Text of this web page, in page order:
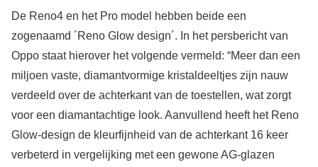
De Reno4 en het Pro model hebben beide een
zogenaamd ´Reno Glow design´. In het persbericht van
Oppo staat hierover het volgende vermeld: “Meer dan een
miljoen vaste, diamantvormige kristaldeeltjes zijn nauw
verdeeld over de achterkant van de toestellen, wat zorgt
voor een diamantachtige look. Aanvullend heeft het Reno
Glow-design de kleurfijnheid van de achterkant 16 keer
verbeterd in vergelijking met een gewone AG-glazen